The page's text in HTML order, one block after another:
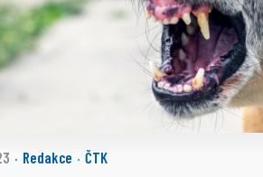
· Redakce · ČTK